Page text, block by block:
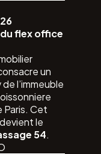
flex office
un
l’immeuble
Paris. Cet
le
54.